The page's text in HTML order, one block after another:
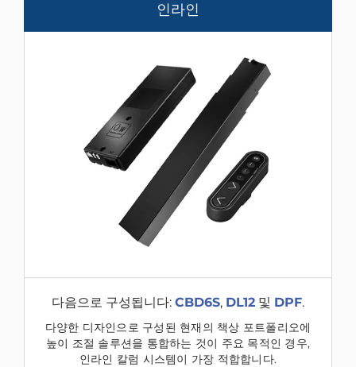
인라인
다음으로 구성됩니다: CBD6S, DL12 및 DPF.
다양한 디자인으로 구성된 현재의 책상 포트폴리오에
높이 조절 솔루션을 통합하는 것이 주요 목적인 경우,
인라인 칼럼 시스템이 가장 적합합니다.